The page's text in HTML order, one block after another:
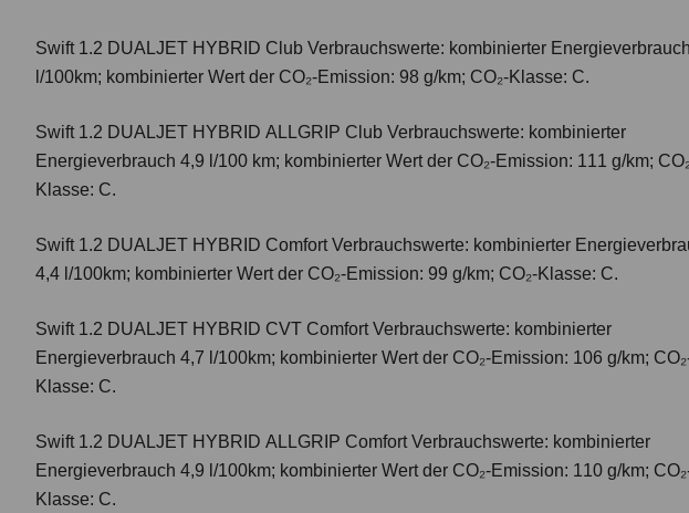
Swift 1.2 DUALJET HYBRID Club Verbrauchswerte: kombinierter
l/100km; kombinierter Wert der CO₂-Emission: 98 g/km; CO₂-Klasse: C.
Swift 1.2 DUALJET HYBRID ALLGRIP Club Verbrauchswerte: kombinierter
Energieverbrauch 4,9 l/100 km; kombinierter Wert der CO₂-Emission: 111 g/km;
Klasse: C.
Swift 1.2 DUALJET HYBRID ComfortVerbrauchswerte: kombinierter
4,4 l/100km; kombinierter Wert der CO₂-Emission: 99 g/km; CO₂-Klasse: C.
Swift 1.2 DUALJET HYBRID CVT ComfortVerbrauchswerte: kombinierter
Energieverbrauch 4,7 l/100km; kombinierter Wert der CO₂-Emission: 106 g/km;
Klasse: C.
Swift 1.2 DUALJET HYBRID ALLGRIP ComfortVerbrauchswerte: kombinierter
Energieverbrauch 4,9 l/100km; kombinierter Wert der CO₂-Emission: 110 g/km;
Klasse: C.